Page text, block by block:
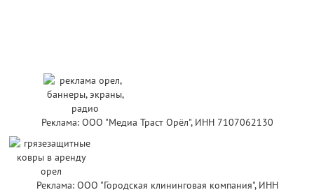
Реклама: ООО "Медиа Траст Орёл", ИНН 7107062130
Реклама: ООО "Городская клининговая компания", ИНН